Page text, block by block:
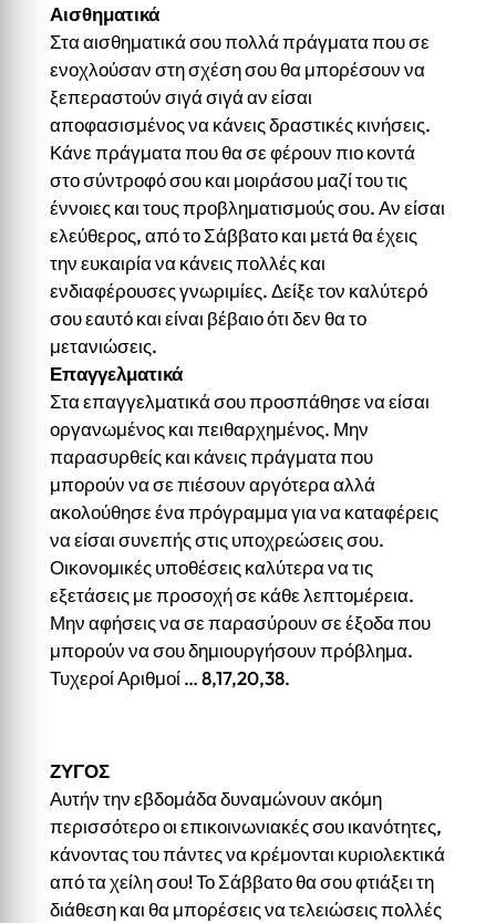
Αισθηματικά
Στα αισθηματικά σου πολλά πράγματα που σε
ενοχλούσαν στη σχέση σου θα μπορέσουν να
ξεπεραστούν σιγά σιγά αν είσαι
αποφασισμένος να κάνεις δραστικές κινήσεις.
Κάνε πράγματα που θα σε φέρουν πιο κοντά
στο σύντροφό σου και μοιράσου μαζί του τις
έννοιες και τους προβληματισμούς σου. Αν είσαι
ελεύθερος, από το Σάββατο και μετά θα έχεις
την ευκαιρία να κάνεις πολλές και
ενδιαφέρουσες γνωριμίες. Δείξε τον καλύτερό
σου εαυτό και είναι βέβαιο ότι δεν θα το
μετανιώσεις.
Επαγγελματικά
Στα επαγγελματικά σου προσπάθησε να είσαι
οργανωμένος και πειθαρχημένος. Μην
παρασυρθείς και κάνεις πράγματα που
μπορούν να σε πιέσουν αργότερα αλλά
ακολούθησε ένα πρόγραμμα για να καταφέρεις
να είσαι συνεπής στις υποχρεώσεις σου.
Οικονομικές υποθέσεις καλύτερα να τις
εξετάσεις με προσοχή σε κάθε λεπτομέρεια.
Μην αφήσεις να σε παρασύρουν σε έξοδα που
μπορούν να σου δημιουργήσουν πρόβλημα.
Τυχεροί Αριθμοί … 8,17,20,38.
ΖΥΓΟΣ
Αυτήν την εβδομάδα δυναμώνουν ακόμη
περισσότερο οι επικοινωνιακές σου ικανότητες,
κάνοντας του πάντες να κρέμονται κυριολεκτικά
από τα χείλη σου! Το Σάββατο θα σου φτιάξει τη
διάθεση και θα μπορέσεις να τελειώσεις πολλές